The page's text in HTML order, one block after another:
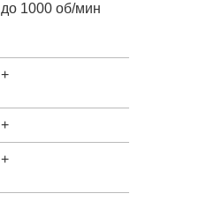
до 1000 об/мин
+
+
+